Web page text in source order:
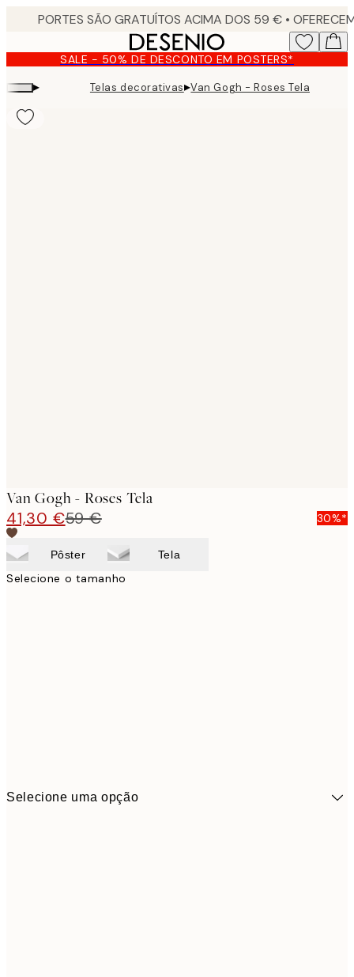
content. SALE - 50% DE DESCONTO EM POSTERS*
▸ Telas decorativas▸Van Gogh - Roses Tela
Van Gogh - Roses Tela
41,30 €59 € 30%*
Pôster Tela
Selecione o tamanho
Selecione uma opção